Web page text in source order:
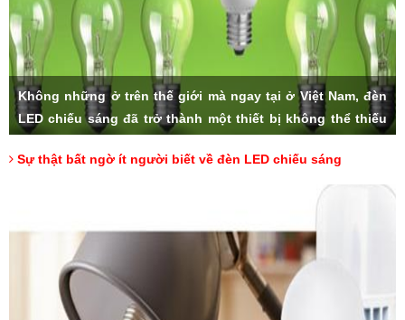
Không những ở trên thế giới mà ngay tại ở Việt Nam, đèn
LED chiếu sáng đã trở thành một thiết bị không thể thiếu
độ ưa chuộng của người tiêu dùng, sản phẩm đèn LED
nhanh chóng trở thành lựa chọn hàng đầu khi chúng ta có
đã thực sự hiểu về đèn LED cùng những thông số đặc biệt
Sự thật bất ngờ ít người biết về đèn LED chiếu sáng